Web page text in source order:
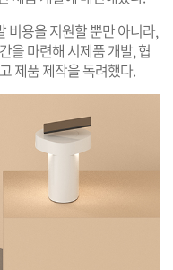
비용을 지원할 뿐만 아니라,
을 마련해 시제품 개발, 협
제품 제작을 독려했다.